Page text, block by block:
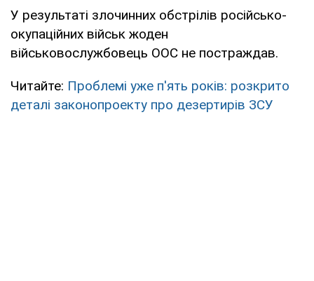
У результаті злочинних обстрілів російсько-
окупаційних військ жоден
військовослужбовець ООС не постраждав.
Читайте: Проблемі уже п'ять років: розкрито
деталі законопроекту про дезертирів ЗСУ